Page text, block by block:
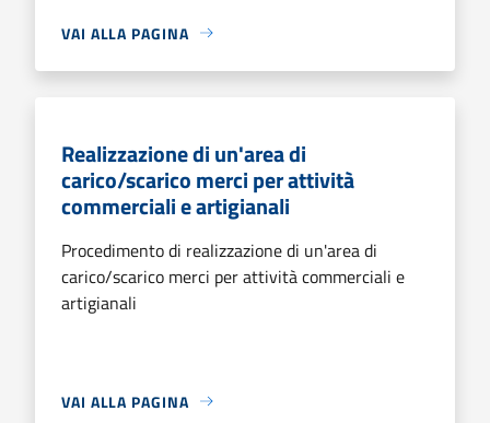
VAI ALLA PAGINA
Realizzazione di un'area di
carico/scarico merci per attività
commerciali e artigianali
Procedimento di realizzazione di un'area di
carico/scarico merci per attività commerciali e
artigianali
VAI ALLA PAGINA